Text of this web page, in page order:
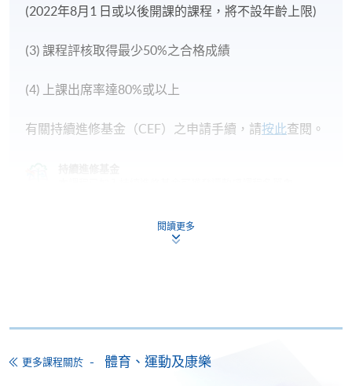
(2022年8月1 日或以後開課的課程，將不設年齡上限)
(3) 課程評核取得最少50%之合格成績
(4) 上課出席率達80%或以上
有關持續進修基金（CEF）之申請手續，請按此查閱。
本課程在資歴架構下獲得認可 (資歴架構第3級)
申請
閱讀更多
更多課程關於 體育、運動及康樂